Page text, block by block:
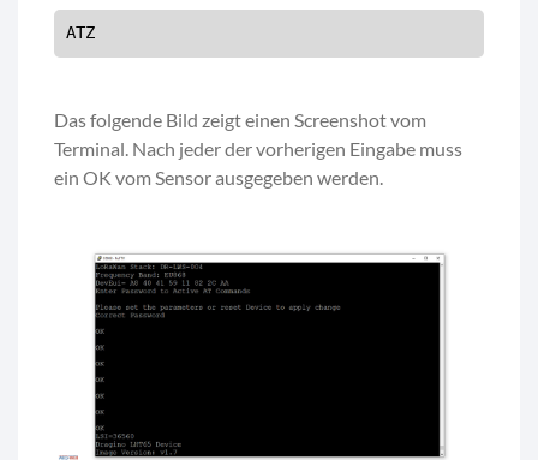
ATZ
Das folgende Bild zeigt einen Screenshot vom
Terminal. Nach jeder der vorherigen Eingabe muss
ein OK vom Sensor ausgegeben werden.